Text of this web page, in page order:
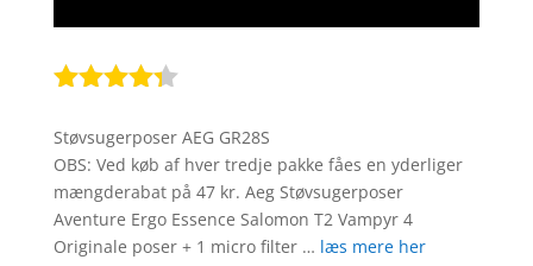
som4.2
ud af 5
baseret
på
kundebedø
mmelser
Støvsugerposer AEG GR28S
OBS: Ved køb af hver tredje pakke fåes en yderliger
mængderabat på 47 kr. Aeg Støvsugerposer
Aventure Ergo Essence Salomon T2 Vampyr 4
Originale poser + 1 micro filter … læs mere her